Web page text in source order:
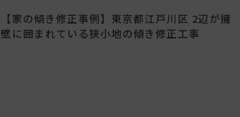
【家の傾き修正事例】東京都江戸川区 2辺が擁
壁に囲まれている狭小地の傾き修正工事